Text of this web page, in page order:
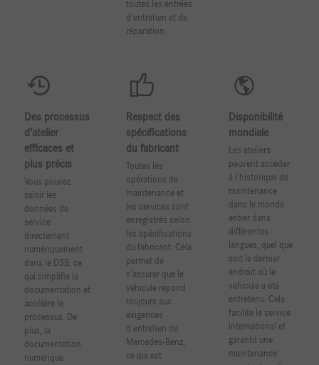
toutes les entrées
d’entretien et de
réparation.
Des processus
d’atelier
efficaces et
plus précis
Vous pouvez
saisir les
données de
service
directement
numériquement
dans le DSB, ce
qui simplifie la
documentation et
accélère le
processus. De
plus, la
documentation
numérique
Respect des
spécifications
du fabricant
Toutes les
opérations de
maintenance et
les services sont
enregistrés selon
les spécifications
du fabricant. Cela
permet de
s’assurer que le
véhicule répond
toujours aux
exigences
d’entretien de
Mercedes-Benz,
ce qui est
Disponibilité
mondiale
Les ateliers
peuvent accéder
à l’historique de
maintenance
dans le monde
entier dans
différentes
langues, quel que
soit le dernier
endroit où le
véhicule a été
entretenu. Cela
facilite le service
international et
garantit une
maintenance